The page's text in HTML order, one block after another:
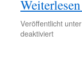
Weiterlesen
Veröffentlicht unter
deaktiviertfür